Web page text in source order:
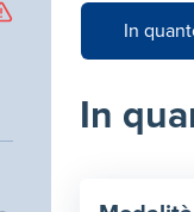
In
In